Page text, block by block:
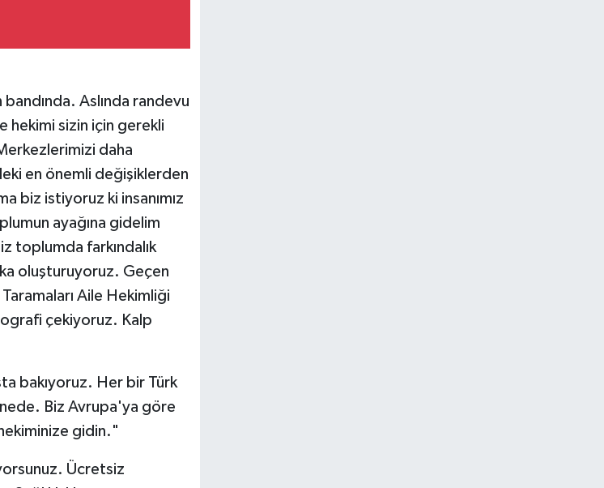
Aslında randevu
hekimi sizin için gerekli
daha
en önemli değişiklerden
biz istiyoruz ki insanımız
ayağına gidelim
toplumda farkındalık
oluşturuyoruz. Geçen
Aile Hekimliği
çekiyoruz. Kalp
bakıyoruz. Her bir Türk
Biz Avrupa'ya göre
gidin."
Ücretsiz